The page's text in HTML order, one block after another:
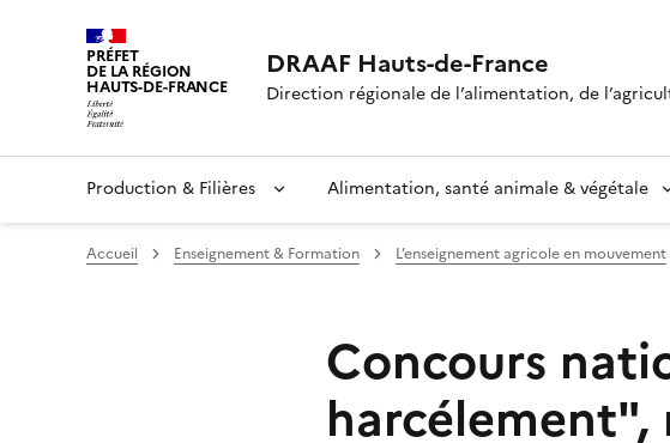
PRÉFET
DE LA RÉGION
HAUTS-DE-FRANCE
DRAAF Hauts-de-France
Direction régionale de l’alimentation, de
Production & Filières Alimentation, santé animale & végétale
Accueil Enseignement & Formation L’enseignement agricole en mouvement
Concours
harcélement",